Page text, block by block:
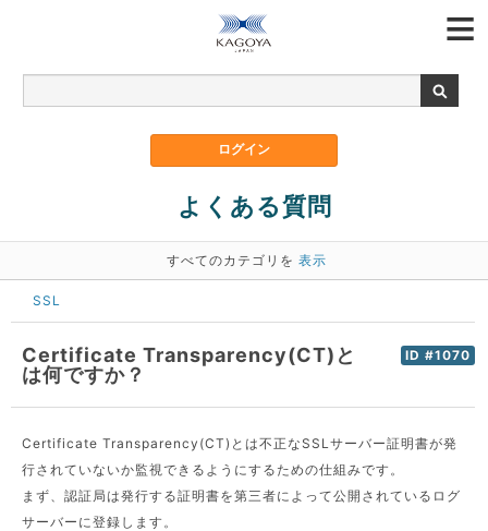
よくある質問
すべてのカテゴリを 表示
SSL
ID #1070
Certificate Transparency(CT)と
は何ですか？
Certificate Transparency(CT)とは不正なSSLサーバー証明書が発
行されていないか監視できるようにするための仕組みです。
まず、認証局は発行する証明書を第三者によって公開されているログ
サーバーに登録します。